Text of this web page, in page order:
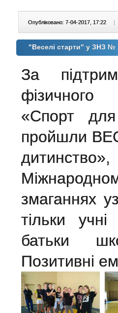
Опубліковано: 7-04-2017, 17:22 |
"Веселі старти" у ЗНЗ №
За
«Спорт
пройшли
змаганнях
тільки
батьки
Позитивні